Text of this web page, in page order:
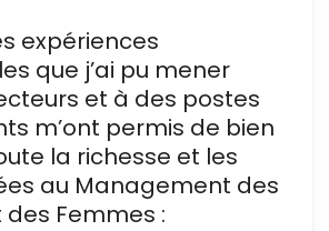
expériences
que j’ai pu mener
et à des postes
m’ont permis de bien
la richesse et les
au Management des
Femmes :